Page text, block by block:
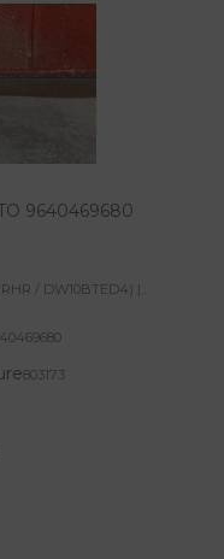
9640469680
/ DW10BTED4) |...
803173